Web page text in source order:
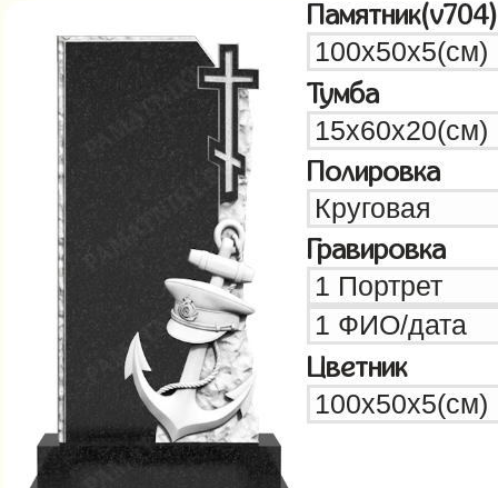
Памятник(v704)
Тумба
Полировка
Гравировка
Цветник